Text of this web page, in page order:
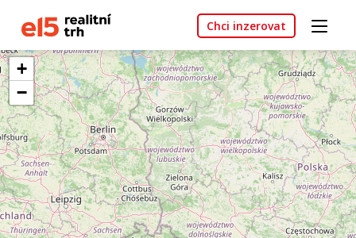
Chci inzerovat
+
−